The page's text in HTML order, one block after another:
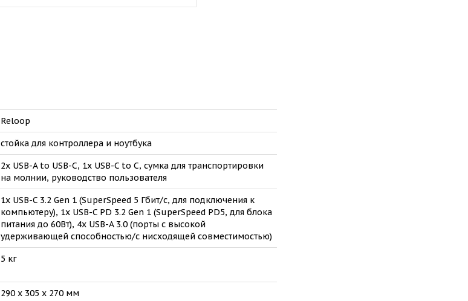
Reloop
стойка для контроллера и ноутбука
2x USB-A to USB-C, 1x USB-C to C, сумка для транспортировки
на молнии, руководство пользователя
1x USB-C 3.2 Gen 1 (SuperSpeed 5 Гбит/с, для подключения к
компьютеру), 1x USB-C PD 3.2 Gen 1 (SuperSpeed PD5, для блока
питания до 60Вт), 4x USB-A 3.0 (порты с высокой
удерживающей способностью/с нисходящей совместимостью)
5 кг
290 x 305 x 270 мм